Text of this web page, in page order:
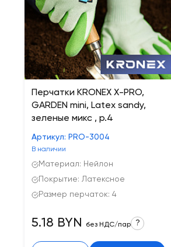
Перчатки KRONEX X-PRO,
GARDEN mini, Latex sandy,
зеленые микс , р.4
Артикул: PRO-3004
В наличии
Материал: Нейлон
Покрытие: Латексное
Размер перчаток: 4
5.18 BYN без НДС/пар ?